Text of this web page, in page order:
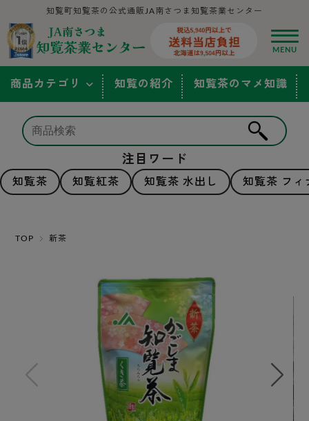
知覧町知覧茶の公式通販JA南さつま知覧茶業センター
商品カテゴリ 知覧の紹介 知覧茶のマメ知識
注目ワード
知覧茶 知覧紅茶 知覧茶 水出し 知覧茶 フィ
TOP 新茶